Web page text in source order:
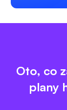
Oto, co
plany